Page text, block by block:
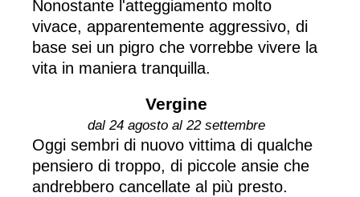
Nonostante l'atteggiamento molto
vivace, apparentemente aggressivo, di
base sei un pigro che vorrebbe vivere la
vita in maniera tranquilla.
Vergine
dal 24 agosto al 22 settembre
Oggi sembri di nuovo vittima di qualche
pensiero di troppo, di piccole ansie che
andrebbero cancellate al più presto.